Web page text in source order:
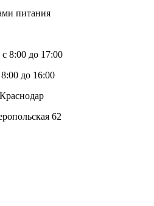
питания
8:00 до 17:00
до 16:00
62